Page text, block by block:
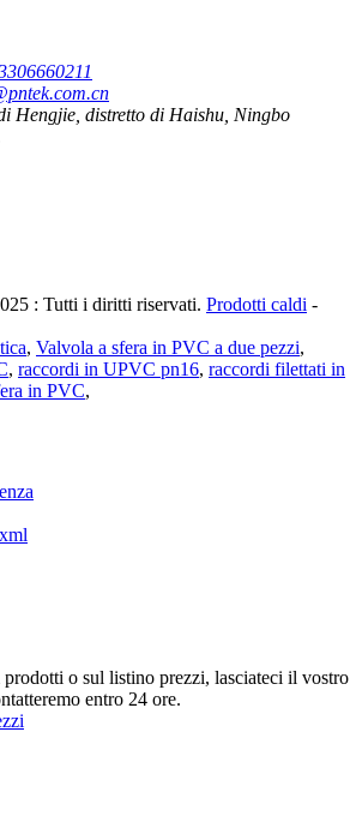
Hengjie, distretto di Haishu, Ningbo
: Tutti i diritti riservati. Prodotti caldi -
, Valvola a sfera in PVC a due pezzi,
, raccordi in UPVC pn16, raccordi filettati in
in PVC,
prodotti o sul listino prezzi, lasciateci il vostro
entro 24 ore.